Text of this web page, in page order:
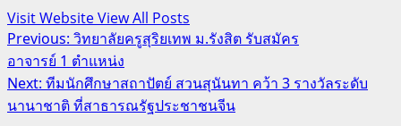
Visit WebsiteView All Posts
Post
navigation
Previous: วิทยาลัยครูสุริยเทพ ม.รังสิต รับสมัคร
อาจารย์ 1 ตำแหน่ง
Next: ทีมนักศึกษาสถาปัตย์ สวนสุนันทา คว้า 3 รางวัลระดับ
นานาชาติ ที่สาธารณรัฐประชาชนจีน